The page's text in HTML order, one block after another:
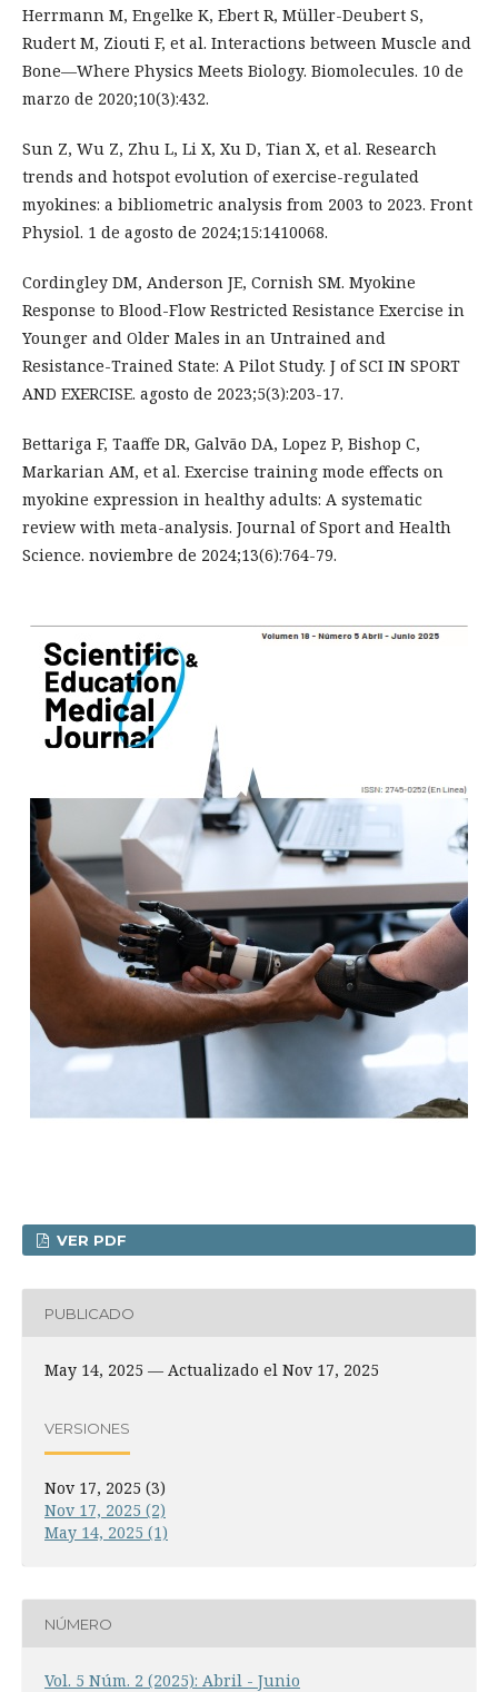
Herrmann M, Engelke K, Ebert R, Müller-Deubert S,
Rudert M, Ziouti F, et al. Interactions between Muscle and
Bone—Where Physics Meets Biology. Biomolecules. 10 de
marzo de 2020;10(3):432.
Sun Z, Wu Z, Zhu L, Li X, Xu D, Tian X, et al. Research
trends and hotspot evolution of exercise-regulated
myokines: a bibliometric analysis from 2003 to 2023. Front
Physiol. 1 de agosto de 2024;15:1410068.
Cordingley DM, Anderson JE, Cornish SM. Myokine
Response to Blood-Flow Restricted Resistance Exercise in
Younger and Older Males in an Untrained and
Resistance-Trained State: A Pilot Study. J of SCI IN SPORT
AND EXERCISE. agosto de 2023;5(3):203-17.
Bettariga F, Taaffe DR, Galvão DA, Lopez P, Bishop C,
Markarian AM, et al. Exercise training mode effects on
myokine expression in healthy adults: A systematic
review with meta-analysis. Journal of Sport and Health
Science. noviembre de 2024;13(6):764-79.
VER PDF
PUBLICADO
May 14, 2025 — Actualizado el Nov 17, 2025
VERSIONES
Nov 17, 2025 (3)
Nov 17, 2025 (2)
May 14, 2025 (1)
NÚMERO
Vol. 5 Núm. 2 (2025): Abril - Junio